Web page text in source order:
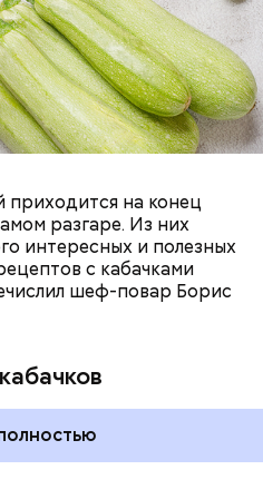
приходится на конец
разгаре. Из них
интересных и полезных
с кабачками
шеф-повар Борис
зубы, волосы и
действие;
Калинчев рассказал,
блюд, где используют
используется
вреда от него не будет.
питания человека, тем
вероятность
микроэлементов, —